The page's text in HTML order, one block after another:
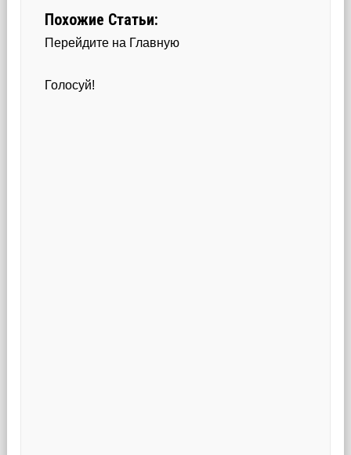
Похожие Статьи:
Перейдите на Главную
Голосуй!